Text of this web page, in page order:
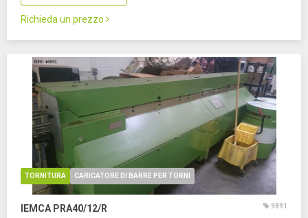
Richieda un prezzo
TORNITURA CARICATORE DI BARRE PER TORNI
IEMCA PRA40/12/R 9891